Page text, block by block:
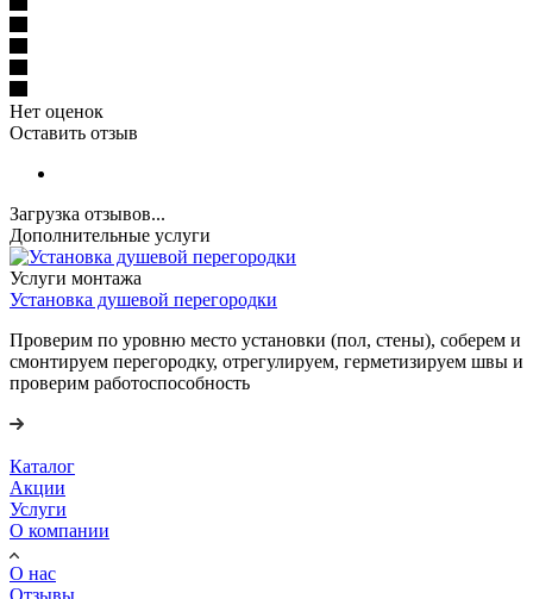
Нет оценок
Оставить отзыв
Загрузка отзывов...
Дополнительные услуги
Услуги монтажа
Установка душевой перегородки
Проверим по уровню место установки (пол, стены), соберем и
смонтируем перегородку, отрегулируем, герметизируем швы и
проверим работоспособность
Каталог
Акции
Услуги
О компании
О нас
Отзывы